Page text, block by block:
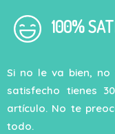
100%
Si no le va bien,
satisfecho tienes
artículo. No te
todo.